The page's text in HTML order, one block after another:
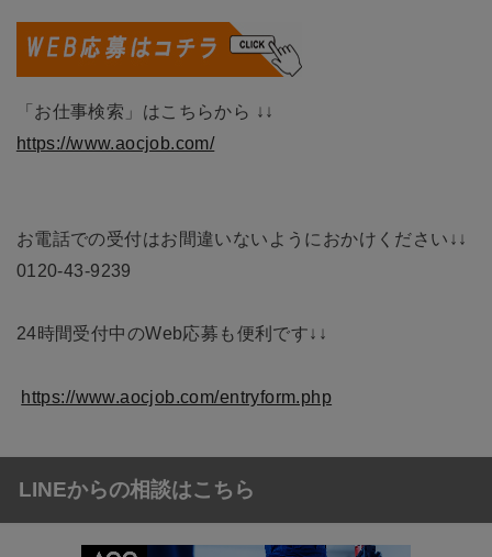
「お仕事検索」はこちらから ↓↓
https://www.aocjob.com/
お電話での受付はお間違いないようにおかけください↓↓
0120-43-9239
24時間受付中のWeb応募も便利です↓↓
https://www.aocjob.com/entryform.php
LINEからの相談はこちら